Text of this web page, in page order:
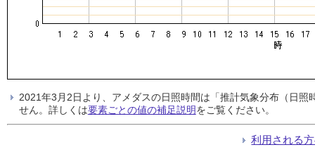
2021年3月2日より、アメダスの日照時間は「推計気象分布（日
せん。詳しくは要素ごとの値の補足説明をご覧ください。
利用される